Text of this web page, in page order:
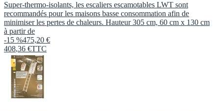
Super-thermo-isolants, les escaliers escamotables LWT sont
recommandés pour les maisons basse consommation afin de
minimiser les pertes de chaleurs. Hauteur 305 cm, 60 cm x 130 cm
à partir de
-15 %475,20 €
408,36 €TTC